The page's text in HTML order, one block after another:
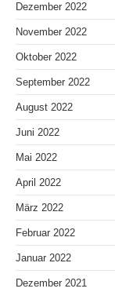
Dezember 2022
November 2022
Oktober 2022
September 2022
August 2022
Juni 2022
Mai 2022
April 2022
März 2022
Februar 2022
Januar 2022
Dezember 2021